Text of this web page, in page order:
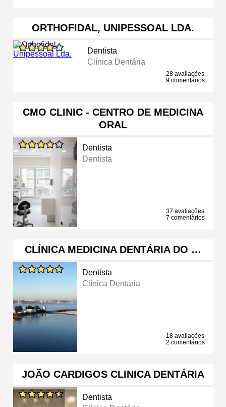
ORTHOFIDAL, UNIPESSOAL LDA.
Dentista
Clínica Dentária
28 avaliações
9 comentários
CMO CLINIC - CENTRO DE MEDICINA
ORAL
Dentista
Dentista
37 avaliações
7 comentários
CLÍNICA MEDICINA DENTÁRIA DO …
Dentista
Clínica Dentária
18 avaliações
2 comentários
JOÃO CARDIGOS CLINICA DENTÁRIA
Dentista